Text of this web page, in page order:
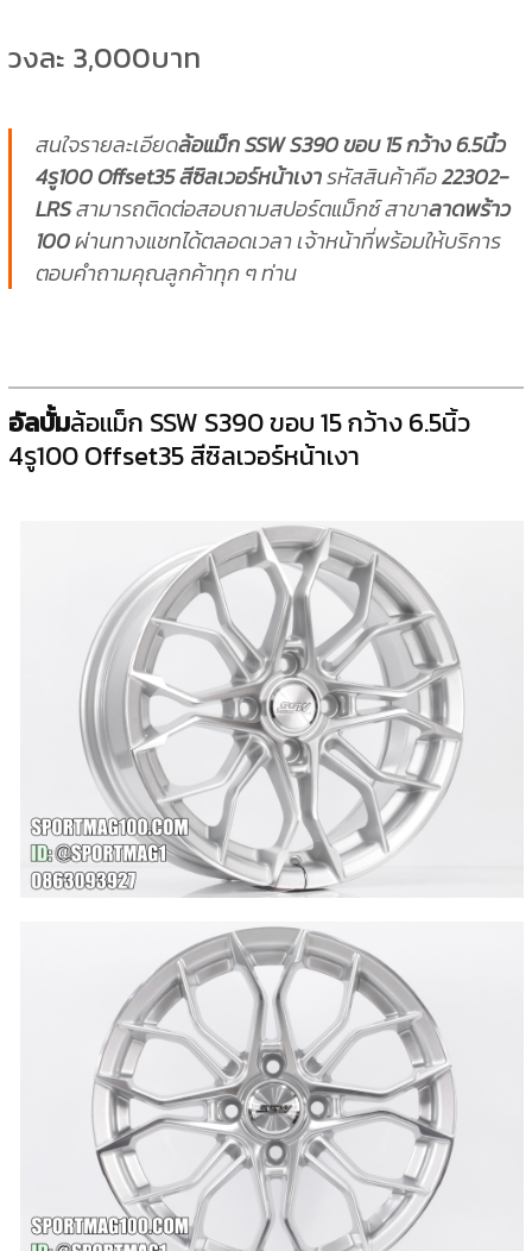
วงละ 3,000บาท
สนใจรายละเอียดล้อแม็ก SSW S390 ขอบ 15 กว้าง 6.5นิ้ว
4รู100 Offset35 สีซิลเวอร์หน้าเงารหัสสินค้าคือ22302-
LRSสามารถติดต่อสอบถามสปอร์ตแม็กซ์ สาขาลาดพร้าว
100ผ่านทางแชทได้ตลอดเวลา เจ้าหน้าที่พร้อมให้บริการ
ตอบคำถามคุณลูกค้าทุก ๆ ท่าน
อัลบั้มล้อแม็ก SSW S390 ขอบ 15 กว้าง 6.5นิ้ว
4รู100 Offset35 สีซิลเวอร์หน้าเงา